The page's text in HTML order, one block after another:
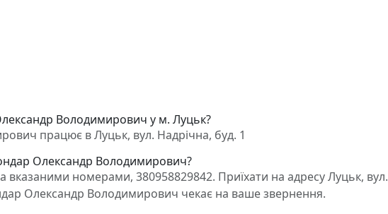
Володимирович у м. Луцьк?
працює в Луцьк, вул. Надрічна, буд. 1
Олександр Володимирович?
вказаними номерами, 380958829842. Приїхати на адресу Луцьк, вул.
Олександр Володимирович чекає на ваше звернення.